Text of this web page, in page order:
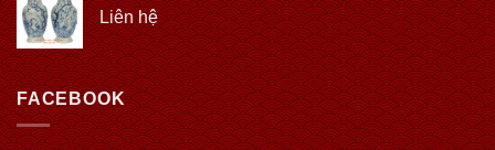
Liên hệ
FACEBOOK